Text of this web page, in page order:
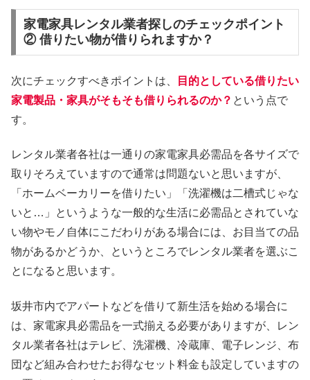
家電家具レンタル業者探しのチェックポイント
② 借りたい物が借りられますか？
次にチェックすべきポイントは、
目的としている借りたい
家電製品・家具がそもそも借りられるのか？ という点で
す。
レンタル業者各社は一通りの家電家具必需品を各サイズで
取りそろえていますので通常は問題ないと思いますが、
「ホームベーカリーを借りたい」「洗濯機は二槽式じゃな
いと…」というような一般的な生活に必需品とされていな
い物やモノ自体にこだわりがある場合には、お目当ての品
物があるかどうか、というところでレンタル業者を選ぶこ
とになると思います。
坂井市内でアパートなどを借りて新生活を始める場合に
は、家電家具必需品を一式揃える必要がありますが、レン
タル業者各社はテレビ、洗濯機、冷蔵庫、電子レンジ、布
団など組み合わせたお得なセット料金も設定していますの